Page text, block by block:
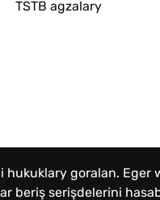
TSTB agzalary
hukuklary goralan. Eger
beriş serişdelerini